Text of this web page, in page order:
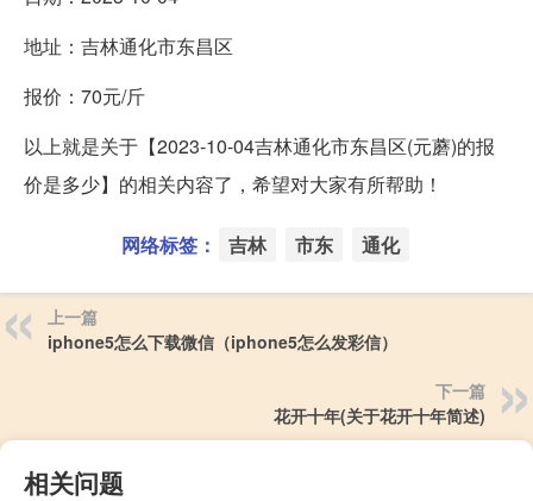
地址：吉林通化市东昌区
报价：70元/斤
以上就是关于【2023-10-04吉林通化市东昌区(元蘑)的报
价是多少】的相关内容了，希望对大家有所帮助！
网络标签： 吉林 市东 通化
上一篇
iphone5怎么下载微信（iphone5怎么发彩信）
下一篇
花开十年(关于花开十年简述)
相关问题